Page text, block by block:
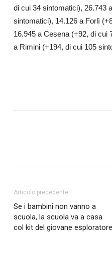
di cui 34 sintomatici), 26.743
sintomatici), 14.126 a Forlì
16.945 a Cesena (+92, di cui
a Rimini (+194, di cui 105
Articolo precedente
Se i bambini non vanno a
scuola, la scuola va a casa
col kit del giovane esploratore